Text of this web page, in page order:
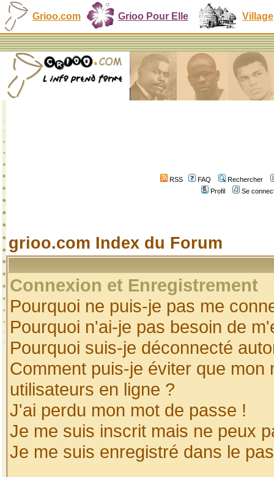
Grioo.com Grioo Pour Elle Village
RSS FAQ
Rechercher
Profil
Se
grioo.com Index du Forum
Connexion et Enregistrement
Pourquoi ne puis-je pas me
Pourquoi n'ai-je pas besoin de
Pourquoi suis-je déconnecté
Comment puis-je éviter que
utilisateurs en ligne ?
J'ai perdu mon mot de passe !
Je me suis inscrit mais ne peux
Je me suis enregistré dans le